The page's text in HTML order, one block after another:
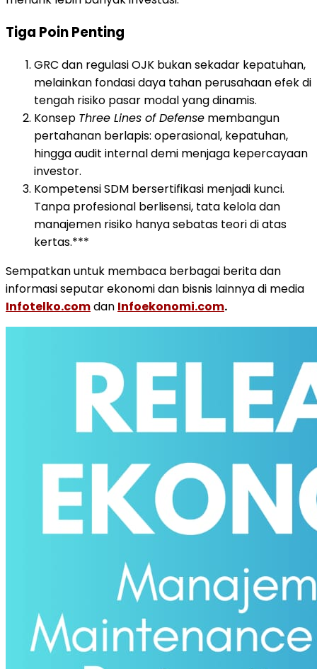
Tiga Poin Penting
GRC dan regulasi OJK bukan sekadar kepatuhan,
melainkan fondasi daya tahan perusahaan efek di
tengah risiko pasar modal yang dinamis.
Konsep Three Lines of Defense membangun
pertahanan berlapis: operasional, kepatuhan,
hingga audit internal demi menjaga kepercayaan
investor.
Kompetensi SDM bersertifikasi menjadi kunci.
Tanpa profesional berlisensi, tata kelola dan
manajemen risiko hanya sebatas teori di atas
kertas.***
Sempatkan untuk membaca berbagai berita dan
informasi seputar ekonomi dan bisnis lainnya di media
Infotelko.comdan Infoekonomi.com.